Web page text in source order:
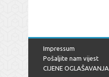
Impressum
Pošaljite nam vijest
CIJENE OGLAŠAVANJA